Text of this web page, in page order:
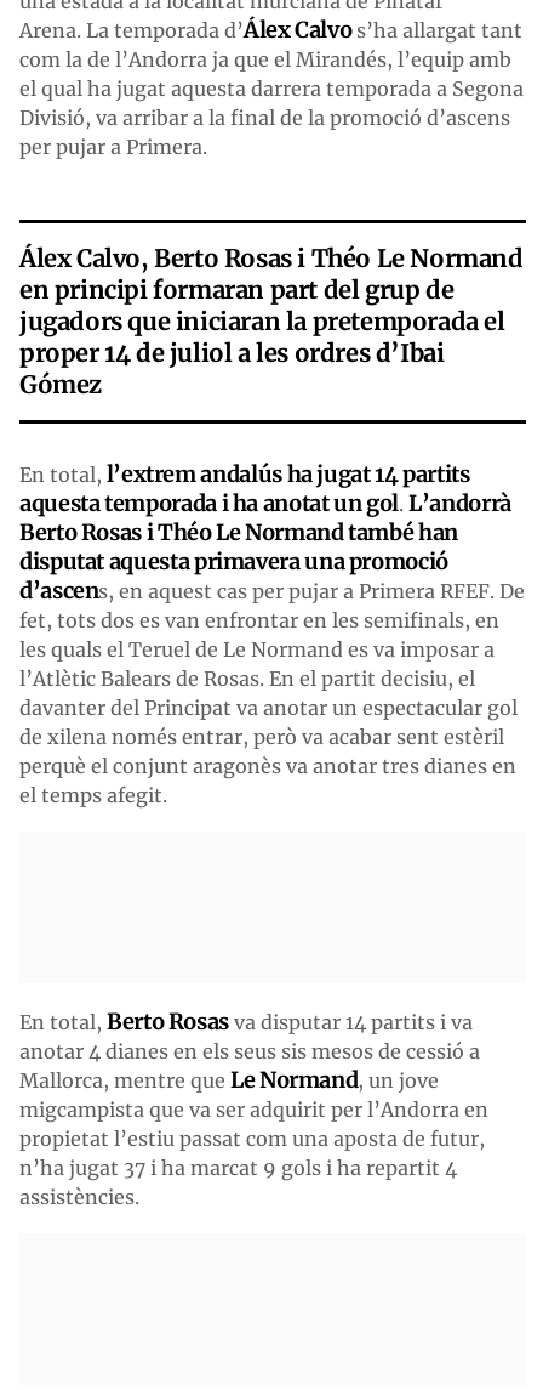
Arena. La temporada d’Álex Calvos’ha allargat tant
com la de l’Andorra ja que el Mirandés, l’equip amb
el qual ha jugat aquesta darrera temporada a Segona
Divisió, va arribar a la final de la promoció d’ascens
per pujar a Primera.
Álex Calvo, Berto Rosas i Théo Le Normand
en principi formaran part del grup de
jugadors que iniciaran la pretemporada el
proper 14 de juliol a les ordres d’Ibai
Gómez
En total, l’extrem andalús ha jugat 14 partits
aquesta temporada i ha anotat un gol.L’andorrà
Berto Rosas i Théo Le Normand també han
disputat aquesta primavera una promoció
d’ascens, en aquest cas per pujar a Primera RFEF. De
fet, tots dos es van enfrontar en les semifinals, en
les quals el Teruel de Le Normand es va imposar a
l’Atlètic Balears de Rosas. En el partit decisiu, el
davanter del Principat va anotar un espectacular gol
de xilena només entrar, però va acabar sent estèril
perquè el conjunt aragonès va anotar tres dianes en
el temps afegit.
En total, Berto Rosas va disputar 14 partits i va
anotar 4 dianes en els seus sis mesos de cessió a
Mallorca, mentre que Le Normand, un jove
migcampista que va ser adquirit per l’Andorra en
propietat l’estiu passat com una aposta de futur,
n’ha jugat 37 i ha marcat 9 gols i ha repartit 4
assistències.